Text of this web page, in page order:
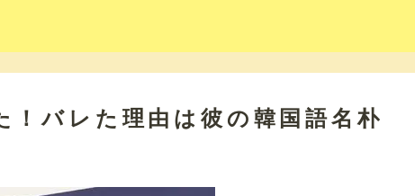
！バレた理由は彼の韓国語名朴